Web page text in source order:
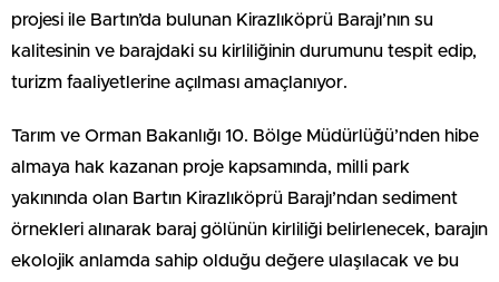
projesi ile Bartın’da bulunan Kirazlıköprü Barajı’nın su
kalitesinin ve barajdaki su kirliliğinin durumunu tespit edip,
turizm faaliyetlerine açılması amaçlanıyor.
Tarım ve Orman Bakanlığı 10. Bölge Müdürlüğü’nden hibe
almaya hak kazanan proje kapsamında, milli park
yakınında olan Bartın Kirazlıköprü Barajı’ndan sediment
örnekleri alınarak baraj gölünün kirliliği belirlenecek, barajın
ekolojik anlamda sahip olduğu değere ulaşılacak ve bu